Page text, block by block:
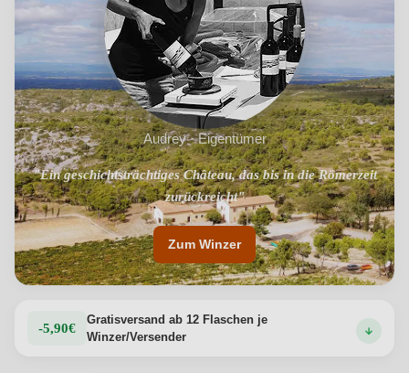
Audrey · Eigentümer
"Ein geschichtsträchtiges Château, das bis in die Römerzeit
zurückreicht"
"Einzigartiges Terroir im Süden Frankreichs"
Zum Winzer
-5,90€
Gratisversand ab 12 Flaschen je
Winzer/Versender